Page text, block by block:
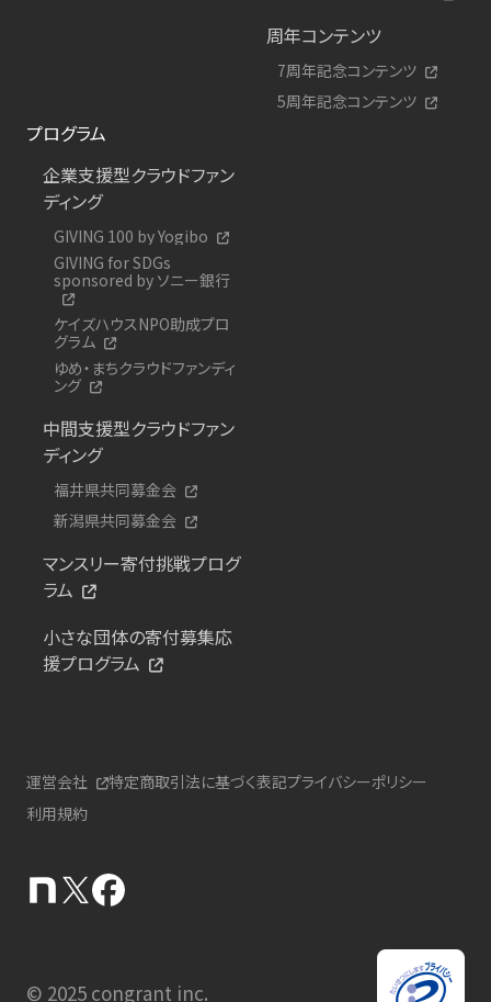
周年コンテンツ
7周年記念コンテンツ
5周年記念コンテンツ
プログラム
企業支援型クラウドファン
ディング
GIVING 100 by Yogibo
GIVING for SDGs
sponsored by ソニー銀行
ケイズハウスNPO助成プロ
グラム
ゆめ・まちクラウドファンディ
ング
中間支援型クラウドファン
ディング
福井県共同募金会
新潟県共同募金会
マンスリー寄付挑戦プログ
ラム
小さな団体の寄付募集応
援プログラム
運営会社 特定商取引法に基づく表記プライバシーポリシー
利用規約
© 2025 congrant inc.